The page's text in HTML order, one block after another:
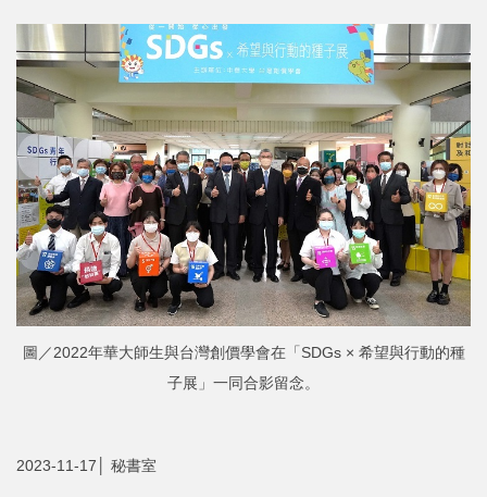
圖／2022年華大師生與台灣創價學會在「SDGs × 希望與行動的種
子展」一同合影留念。
2023-11-17│ 秘書室